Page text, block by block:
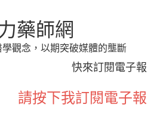
藥師網
觀念，以期突破媒體的壟斷
快來訂閱電子報
請按下我訂閱電子報